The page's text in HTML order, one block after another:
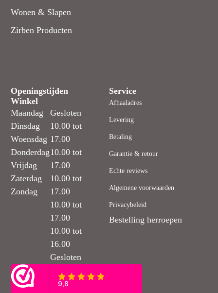
Wonen & Slapen
Zirben Producten
Openingstijden
Winkel
Maandag
Dinsdag
Woensdag
Donderdag
Vrijdag
Zaterdag
Zondag
Gesloten
10.00 tot
17.00
10.00 tot
17.00
10.00 tot
17.00
10.00 tot
17.00
10.00 tot
16.00
Gesloten
Service
Afhaaladres
Levering
Betaling
Garantie & retour
Echte reviews
Algemene voorwaarden
Privacybeleid
Bestelling herroepen